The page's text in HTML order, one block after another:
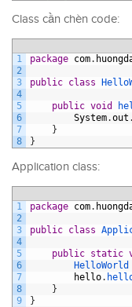
Class cần chèn code:
1
2
3
4
5
6
7
8
package com.
public class
public void
System.out .
}
}
Application class:
1
2
3
4
5
6
7
8
9
package com.
public class
public static
HelloWorld
hello.
}
}